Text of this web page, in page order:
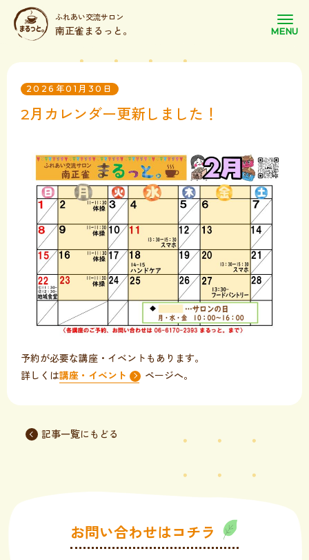
ふれあい交流サロン
南正雀まるっと。
2026年01月30日
2月カレンダー更新しました！
予約が必要な講座・イベントもあります。
詳しくは講座・イベント ページへ。
記事一覧にもどる
お問い合わせはコチラ